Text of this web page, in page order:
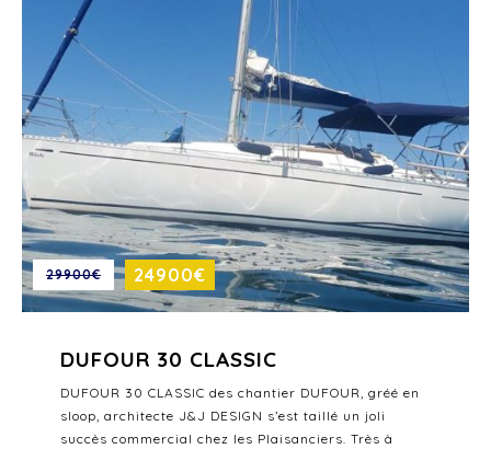
29900€ 24900€
DUFOUR 30 CLASSIC
DUFOUR 30 CLASSIC des chantier DUFOUR, gréé en
sloop, architecte J&J DESIGN s’est taillé un joli
succès commercial chez les Plaisanciers. Très à